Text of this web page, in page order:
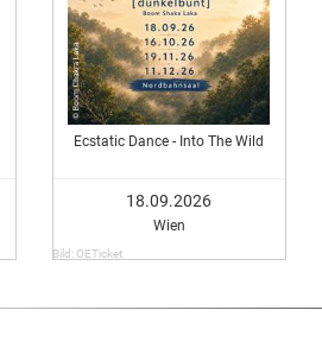
Ecstatic Dance - Into The Wild
18.09.2026
Wien
Bild: OETicket